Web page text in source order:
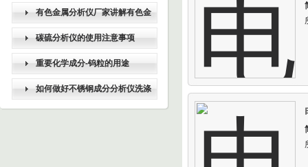
常用元素的探讨
有色金属分析仪厂家讲解有色金
属分类及牌号表示方法
碳硫分析仪的使用注意事项
重要化学成分-钨粒的用途
如何做好不锈钢成分分析仪洗涤
与保养